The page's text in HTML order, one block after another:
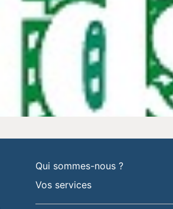
Qui sommes-nous ?
Vos services